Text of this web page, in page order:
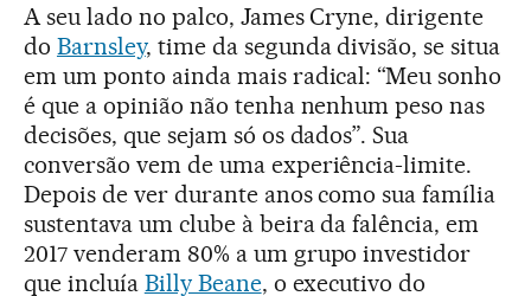
A seu lado no palco, James Cryne, dirigente
do Barnsley, time da segunda divisão, se situa
em um ponto ainda mais radical: “Meu sonho
é que a opinião não tenha nenhum peso nas
decisões, que sejam só os dados”. Sua
conversão vem de uma experiência-limite.
Depois de ver durante anos como sua família
sustentava um clube à beira da falência, em
2017 venderam 80% a um grupo investidor
que incluía Billy Beane, o executivo do